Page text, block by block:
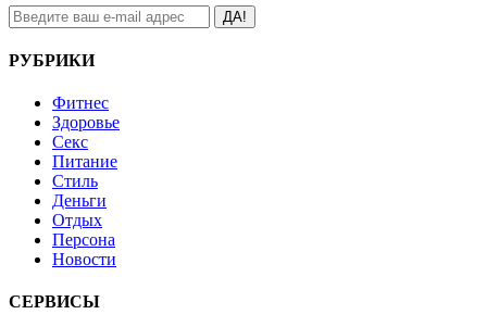
ДА!
РУБРИКИ
Фитнес
Здоровье
Секс
Питание
Стиль
Деньги
Отдых
Персона
Новости
СЕРВИСЫ